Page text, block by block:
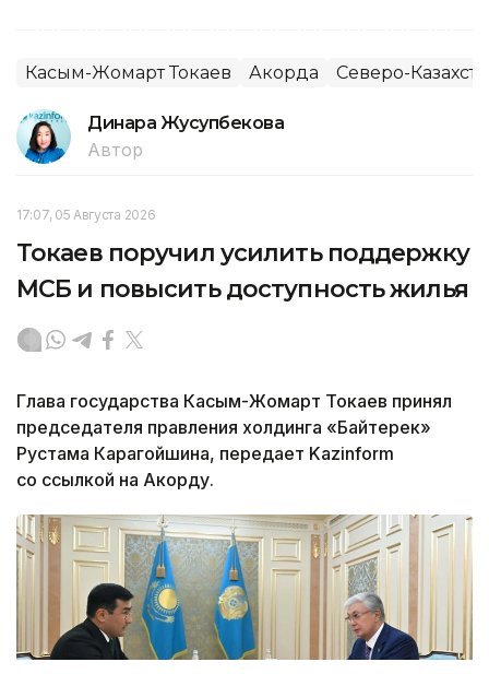
Касым-Жомарт Токаев Акорда Северо-
Динара Жусупбекова
Автор
17:07, 05 Августа 2026
Токаев поручил усилить поддержку
МСБ и повысить доступность жилья
Глава государства Касым-Жомарт Токаев принял
председателя правления холдинга «Байтерек»
Рустама Карагойшина, передает Kazinform
со ссылкой на Акорду.